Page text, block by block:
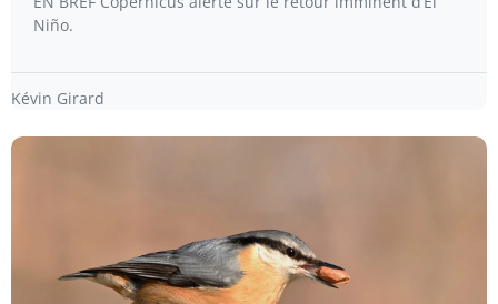
Niño.
Kévin Girard